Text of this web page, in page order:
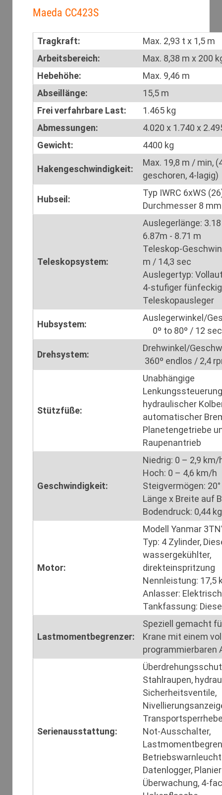
Maeda CC423S
Tragkraft:
Max. 2,93 t x 1,5 m
Arbeitsbereich:
Max. 8,38 m x 200
Hebehöhe:
Max. 9,46 m
Abseillänge:
15,5 m
Frei verfahrbare Last:
1.465 kg
Abmessungen:
4.020 x 1.740 x
Gewicht:
4400 kg
Hakengeschwindigkeit:
Max. 19,8 m / min,
geschoren, 4-lagig)
Hubseil:
Typ IWRC 6xWS
Durchmesser 8
Teleskopsystem:
Auslegerlänge:
6.87m - 8.71 m
Teleskop-
m / 14,3 sec
Auslegertyp:
4-stufiger
Teleskopausleger
Hubsystem:
Auslegerwinkel/
0º to 80º /
Drehsystem:
Drehwinkel/
360º endlos / 2,4
Stützfüße:
Unabhängige
hydraulischer
automatischer
Planetengetriebe
Raupenantrieb
Geschwindigkeit:
Niedrig: 0 – 2,9 km/
Hoch: 0 – 4,6 km/h
Steigvermögen: 20°
Länge x Breite auf
Bodendruck: 0,44
Motor:
Modell Yanmar
Typ: 4 Zylinder,
wassergekühlter,
direkteinspritzung
Nennleistung: 17,5
Anlasser: Elektrisch
Tankfassung:
Lastmomentbegrenzer:
Speziell gemacht
Krane mit einem
programmierbaren
Serienausstattung:
Stahlraupen,
Sicherheitsventile,
Not-Ausschalter,
Datenlogger,
Überwachung, 4-